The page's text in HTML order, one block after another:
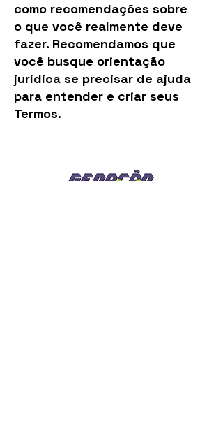
como recomendações sobre
o que você realmente deve
fazer. Recomendamos que
você busque orientação
jurídica se precisar de ajuda
para entender e criar seus
Termos.